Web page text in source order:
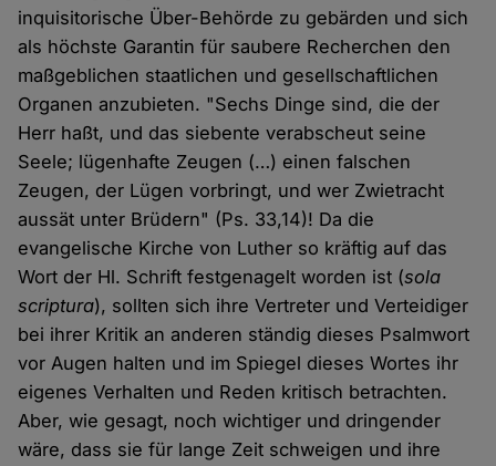
inquisitorische Über-Behörde zu gebärden und sich
als höchste Garantin für saubere Recherchen den
maßgeblichen staatlichen und gesellschaftlichen
Organen anzubieten. "Sechs Dinge sind, die der
Herr haßt, und das siebente verabscheut seine
Seele; lügenhafte Zeugen (…) einen falschen
Zeugen, der Lügen vorbringt, und wer Zwietracht
aussät unter Brüdern" (Ps. 33,14)! Da die
evangelische Kirche von Luther so kräftig auf das
Wort der Hl. Schrift festgenagelt worden ist (sola
scriptura), sollten sich ihre Vertreter und Verteidiger
bei ihrer Kritik an anderen ständig dieses Psalmwort
vor Augen halten und im Spiegel dieses Wortes ihr
eigenes Verhalten und Reden kritisch betrachten.
Aber, wie gesagt, noch wichtiger und dringender
wäre, dass sie für lange Zeit schweigen und ihre